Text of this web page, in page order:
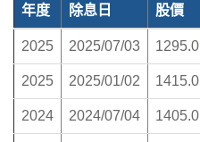
年度 除息日
股價
2025 2025/07/03 1295.0
2025 2025/01/02 1415.0
2024 2024/07/04 1405.0